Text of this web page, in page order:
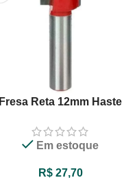
Fresa Reta 12mm Haste
Madeira Tupia Vaz
Em estoque
R$27,70